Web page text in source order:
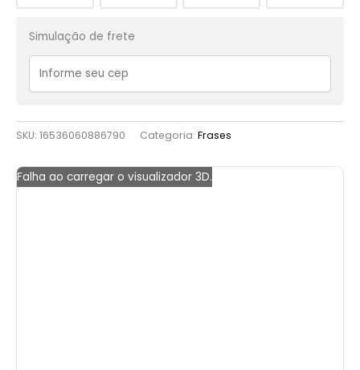
Simulação de frete
SKU: 16536060886790 Categoria: Frases
Falha ao carregar o visualizador 3D.